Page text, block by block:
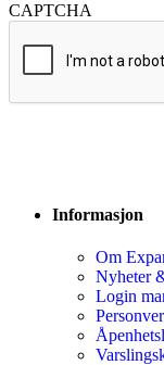
CAPTCHA
Informasjon
Om
Nyheter
Login